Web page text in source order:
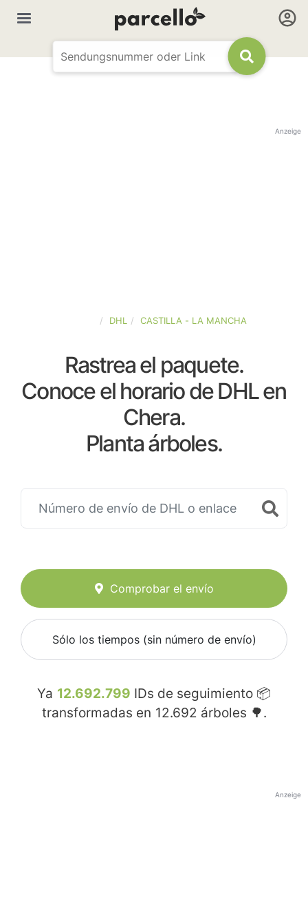
Anzeige
DHL CASTILLA - LA MANCHA
Rastrea el paquete.
Conoce el horario de DHL en
Chera.
Planta árboles.
Comprobar el envío
Sólo los tiempos (sin número de envío)
Ya 12.692.799 IDs de seguimiento 📦
transformadas en 12.692 árboles 🌳.
Anzeige